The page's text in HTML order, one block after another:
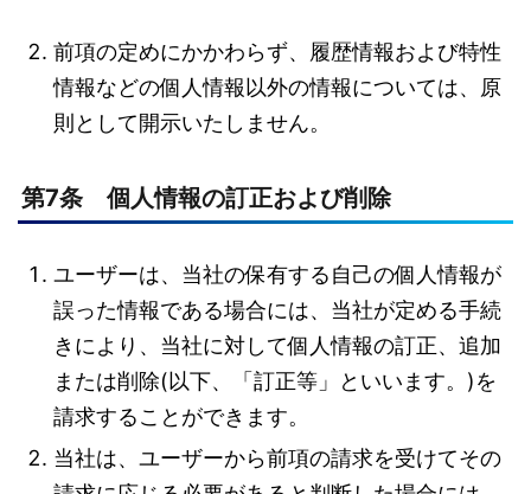
前項の定めにかかわらず、履歴情報および特性
情報などの個人情報以外の情報については、原
則として開示いたしません。
第7条 個人情報の訂正および削除
ユーザーは、当社の保有する自己の個人情報が
誤った情報である場合には、当社が定める手続
きにより、当社に対して個人情報の訂正、追加
または削除(以下、「訂正等」といいます。)を
請求することができます。
当社は、ユーザーから前項の請求を受けてその